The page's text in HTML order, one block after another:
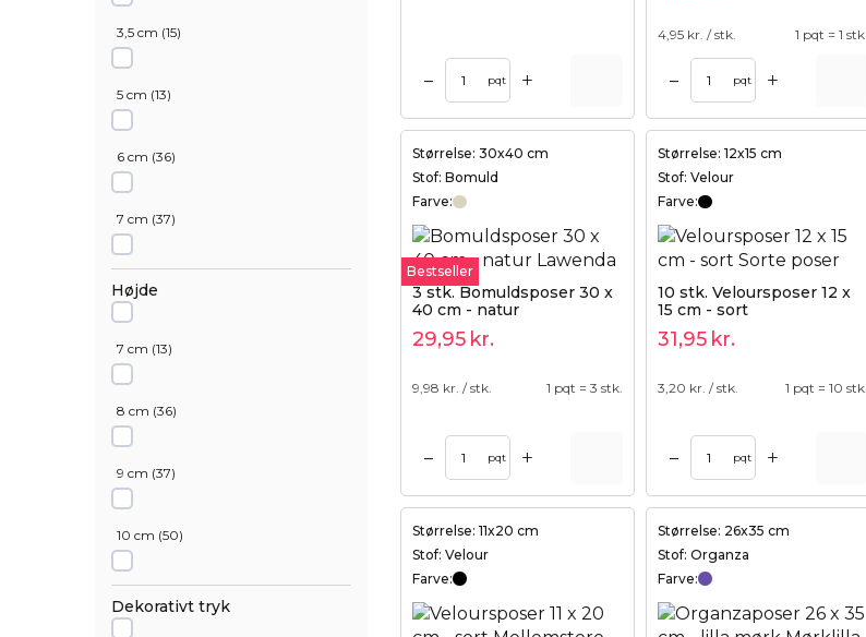
Brun
Fuchsia
Grøn
Guld (42
Lyseblå (
Lyslilla 18
Mørk lilla
Mørkerød (
Olivengrøn ( 13)
3,5 cm (15)
5 cm (13)
6 cm (36)
7 cm (37)
8 cm
9 cm (44
10 cm (57
11 cm (45)
12 cm (43)
Højde
7 cm (13)
8 cm (36)
9 cm (37)
10 cm (50)
12 cm 44
Dekorativt tryk
– pqt +
4,95 kr. / stk. 1 pqt = 1 stk.
– pqt +
Tilføj til kurv Tilføj til kurv
Størrelse: 30x40 cm
Stof: Bomuld
Farve:
Bestseller
3 stk. Bomuldsposer 30 x
40 cm - natur
29,95 kr.
9,98 kr. / stk. 1 pqt = 3 stk.
– pqt +
Størrelse: 12x15 cm
Stof: Velour
Farve:
10 stk. Veloursposer 12 x
15 cm - sort
31,95 kr.
3,20 kr. / stk. 1 pqt = 10 stk.
– pqt +
Tilføj til kurv
Størrelse: 11x20 cm
Stof: Velour
Farve:
Størrelse: 26x35 cm
Stof: Organza
Farve: